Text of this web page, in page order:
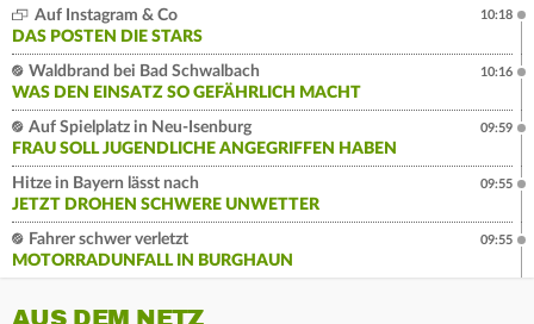
Auf Instagram & Co
DAS POSTEN DIE STARS
10:18
Waldbrand bei Bad Schwalbach
WAS DEN EINSATZ SO GEFÄHRLICH MACHT
10:16
Auf Spielplatz in Neu-Isenburg
FRAU SOLL JUGENDLICHE ANGEGRIFFEN HABEN
09:59
Hitze in Bayern lässt nach
JETZT DROHEN SCHWERE UNWETTER
09:55
Fahrer schwer verletzt
MOTORRADUNFALL IN BURGHAUN
09:55